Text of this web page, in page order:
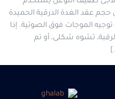
حجم عقد الغدة الدرقية الحميدة
الموجات فوق الصوتية. إذا
تشوه شكلى، أو تم